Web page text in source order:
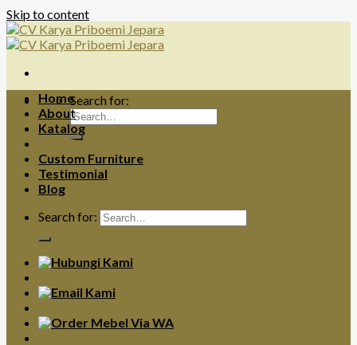
Skip to content
Search for:
Home
About
Katalog
Cara Pemesanan
Custom Furniture
Testimonial
Blog
Search for: